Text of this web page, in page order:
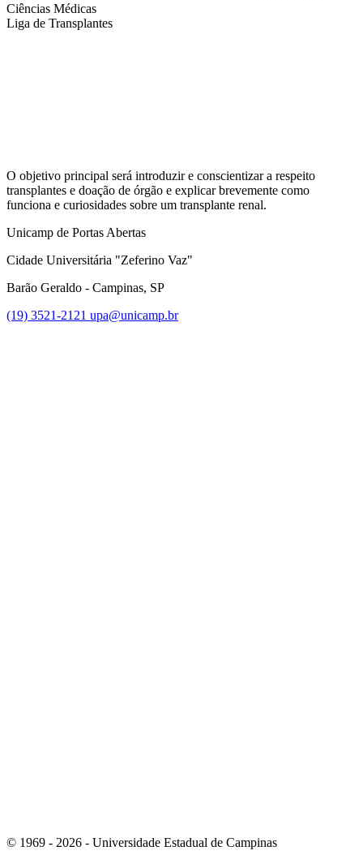
Ciências Médicas
Liga de Transplantes
O objetivo principal será introduzir e conscientizar a respeito
transplantes e doação de órgão e explicar brevemente como
funciona e curiosidades sobre um transplante renal.
Unicamp de Portas Abertas
Cidade Universitária "Zeferino Vaz"
Barão Geraldo - Campinas, SP
(19) 3521-2121 upa@unicamp.br
© 1969 - 2026 - Universidade Estadual de Campinas